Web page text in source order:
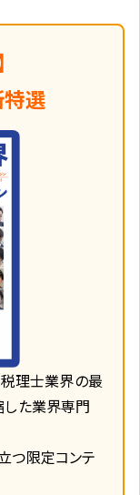
選
理士業界の最
た業界専門
つ限定コンテ